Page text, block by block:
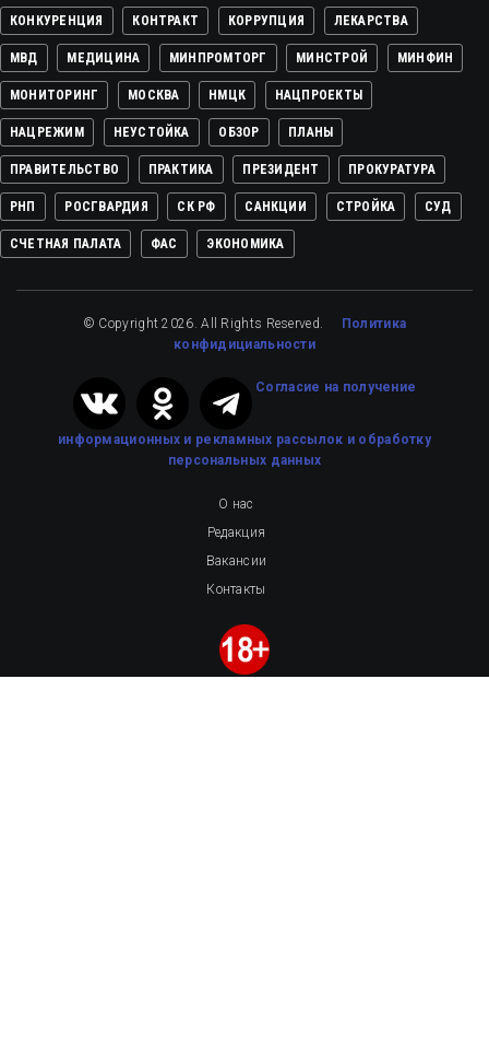
КОНКУРЕНЦИЯ КОНТРАКТ КОРРУПЦИЯ ЛЕКАРСТВА
МВД МЕДИЦИНА МИНПРОМТОРГ МИНСТРОЙ МИНФИН
МОНИТОРИНГ МОСКВА НМЦК НАЦПРОЕКТЫ
НАЦРЕЖИМ НЕУСТОЙКА ОБЗОР ПЛАНЫ
ПРАВИТЕЛЬСТВО ПРАКТИКА ПРЕЗИДЕНТ ПРОКУРАТУРА
РНП РОСГВАРДИЯ СК РФ САНКЦИИ СТРОЙКА СУД
СЧЕТНАЯ ПАЛАТА ФАС ЭКОНОМИКА
© Copyright 2026. All Rights Reserved.
Политика
конфидициальности
Cогласие на получение
информационных и рекламных рассылок и обработку
персональных данных
О нас
Редакция
Вакансии
Контакты